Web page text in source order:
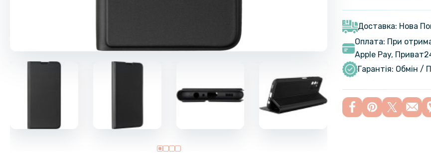
Доставка: Нова
Оплата: При
Apple Pay,
Гарантія: Обмін /